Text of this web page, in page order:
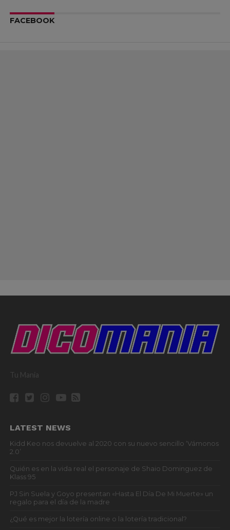
FACEBOOK
Tu Mania
LATEST NEWS
Kidd Keo nos devuelve al 2020 con su nuevo sencillo ‘Vámonos
2.0’
Quién es en la vida real el personaje de Shaio Dominguez de
Klass 95
PJ Sin Suela y Goyo presentan «Hasta El Día De Mi Muerte» un
regalo para el día de la madre
¿Qué es mejor la lotería online o la lotería tradicional?